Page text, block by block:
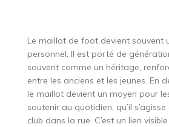
Le maillot de foot devient souvent
personnel. Il est porté de
souvent comme un héritage,
entre les anciens et les jeunes. En
le maillot devient un moyen pour
soutenir au quotidien, qu’il
club dans la rue. C’est un lien